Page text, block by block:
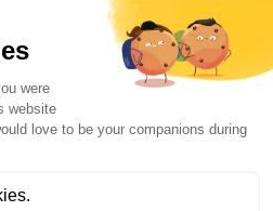
Français
English